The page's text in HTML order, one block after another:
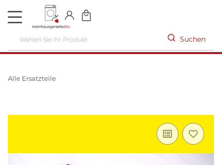
DE
Suchen
Alle Ersatzteile